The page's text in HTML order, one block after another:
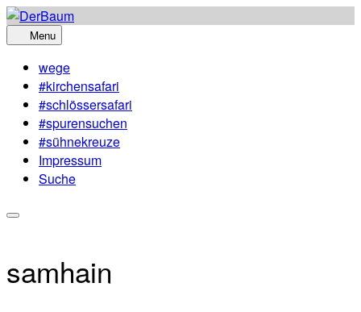
Skip
to
Menu
wege
#kirchensafari
#schlössersafari
#spurensuchen
#sühnekreuze
Impressum
Suche
samhain